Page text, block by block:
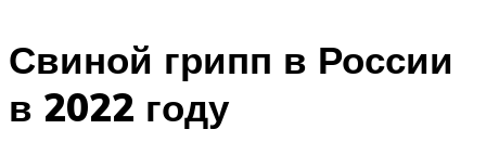
Свиной грипп в России
в 2022 году